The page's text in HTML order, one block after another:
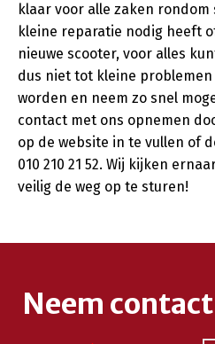
klaar voor alle zaken rondom
kleine reparatie nodig heeft
nieuwe scooter, voor alles
dus niet tot kleine
worden en neem zo snel
contact met ons opnemen
op de website in te vullen of
010 210 21 52. Wij kijken
veilig de weg op te sturen!
Neem